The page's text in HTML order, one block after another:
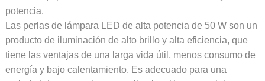
potencia.
Las perlas de lámpara LED de alta potencia de 50 W son un
producto de iluminación de alto brillo y alta eficiencia, que
tiene las ventajas de una larga vida útil, menos consumo de
energía y bajo calentamiento. Es adecuado para una